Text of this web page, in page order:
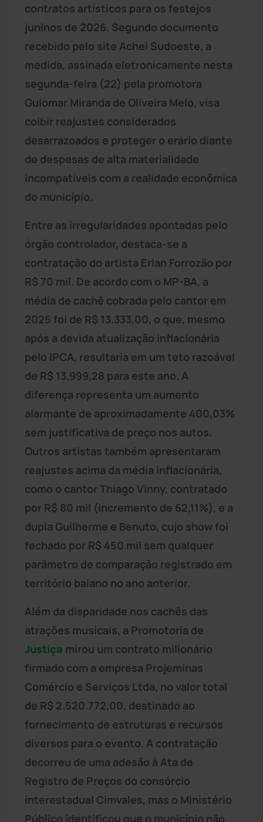
contratos artísticos para os festejos
juninos de 2026. Segundo documento
recebido pelo site Achei Sudoeste, a
medida, assinada eletronicamente nesta
segunda-feira (22) pela promotora
Guiomar Miranda de Oliveira Melo, visa
coibir reajustes considerados
desarrazoados e proteger o erário diante
de despesas de alta materialidade
incompatíveis com a realidade econômica
do município.
Entre as irregularidades apontadas pelo
órgão controlador, destaca-se a
contratação do artista Erlan Forrozão por
R$ 70 mil. De acordo com o MP-BA, a
média de cachê cobrada pelo cantor em
2025 foi de R$ 13.333,00, o que, mesmo
após a devida atualização inflacionária
pelo IPCA, resultaria em um teto razoável
de R$ 13.999,28 para este ano. A
diferença representa um aumento
alarmante de aproximadamente 400,03%
sem justificativa de preço nos autos.
Outros artistas também apresentaram
reajustes acima da média inflacionária,
como o cantor Thiago Vinny, contratado
por R$ 80 mil (incremento de 62,11%), e a
dupla Guilherme e Benuto, cujo show foi
fechado por R$ 450 mil sem qualquer
parâmetro de comparação registrado em
território baiano no ano anterior.
Além da disparidade nos cachês das
atrações musicais, a Promotoria de
Justiça mirou um contrato milionário
firmado com a empresa Projeminas
Comércio e Serviços Ltda, no valor total
de R$ 2.520.772,00, destinado ao
fornecimento de estruturas e recursos
diversos para o evento. A contratação
decorreu de uma adesão à Ata de
Registro de Preços do consórcio
interestadual Cimvales, mas o Ministério
Público identificou que o município não